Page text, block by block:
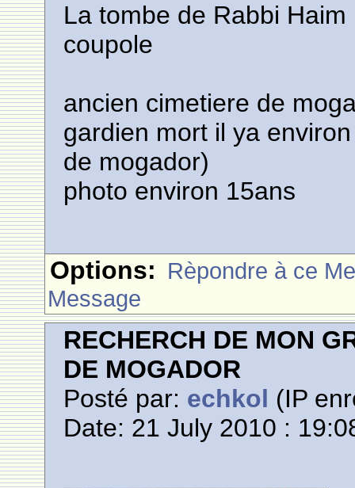
La tombe de Rabbi
coupole
ancien cimetiere de
gardien mort il ya
de mogador)
photo environ 15ans
Options: Rèpondre à ce
Message
RECHERCH DE MON
DE MOGADOR
Posté par: echkol (IP
Date: 21 July 2010 :